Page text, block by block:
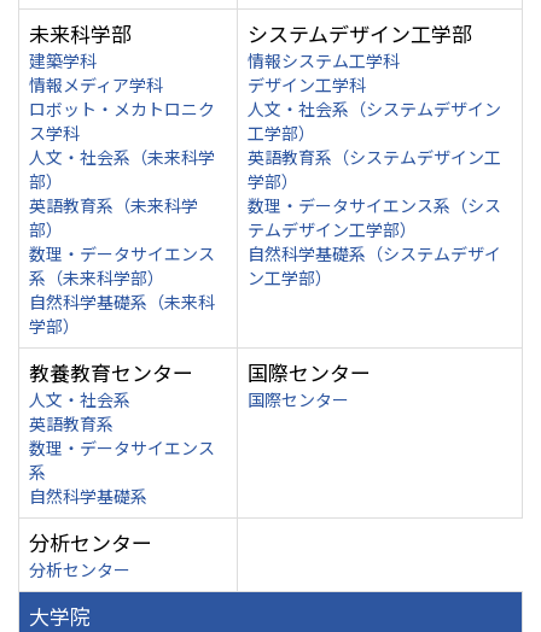
未来科学部
建築学科
情報メディア学科
ロボット・メカトロニク
ス学科
人文・社会系（未来科学
部）
英語教育系（未来科学
部）
数理・データサイエンス
系（未来科学部）
自然科学基礎系（未来科
学部）
システムデザイン工学部
情報システム工学科
デザイン工学科
人文・社会系（システムデザイン
工学部）
英語教育系（システムデザイン工
学部）
数理・データサイエンス系（シス
テムデザイン工学部）
自然科学基礎系（システムデザイ
ン工学部）
教養教育センター
人文・社会系
英語教育系
数理・データサイエンス
系
自然科学基礎系
国際センター
国際センター
分析センター
分析センター
大学院